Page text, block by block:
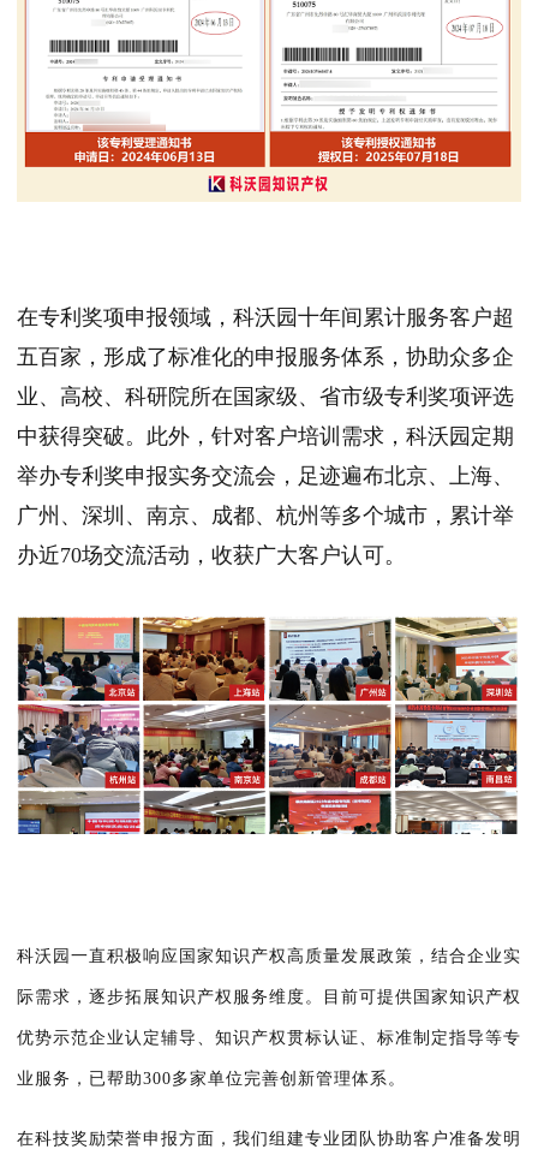
在专利奖项申报领域，科沃园十年间累计服务客户超
五百家，形成了标准化的申报服务体系，协助众多企
业、高校、科研院所在国家级、省市级专利奖项评选
中获得突破。此外，针对客户培训需求，科沃园定期
举办专利奖申报实务交流会，足迹遍布北京、上海、
广州、深圳、南京、成都、杭州等多个城市，累计举
办近70场交流活动，收获广大客户认可。
科沃园一直积极响应国家知识产权高质量发展政策，结合企业实
际需求，逐步拓展知识产权服务维度。目前可提供国家知识产权
优势示范企业认定辅导、知识产权贯标认证、标准制定指导等专
业服务，已帮助300多家单位完善创新管理体系。
在科技奖励荣誉申报方面，我们组建专业团队协助客户准备发明